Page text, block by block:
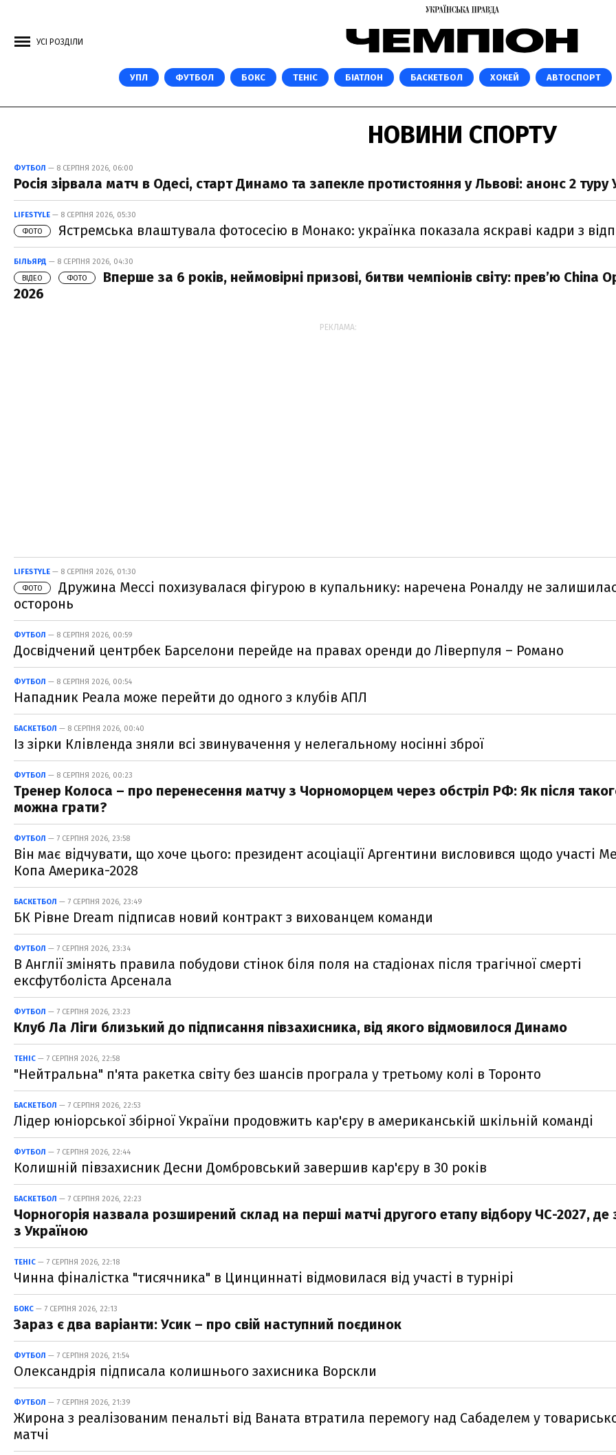
УСІ РОЗДІЛИ
УПЛ ФУТБОЛ БОКС ТЕНІС БІАТЛОН БАСКЕТБОЛ ХОКЕЙ АВТОСПОРТ
НОВИНИ СПОРТУ
ФУТБОЛ — 8 СЕРПНЯ 2026, 06:00
Росія зірвала матч в Одесі, старт Динамо та запекле протистояння у Львові: анонс 2 туру
LIFESTYLE — 8 СЕРПНЯ 2026, 05:30
ФОТО
Ястремська влаштувала фотосесію в Монако: українка показала яскраві кадри з
БІЛЬЯРД — 8 СЕРПНЯ 2026, 04:30
ВІДЕО
ФОТО
Вперше за 6 років, неймовірні призові, битви чемпіонів світу: прев’ю China
2026
РЕКЛАМА:
LIFESTYLE — 8 СЕРПНЯ 2026, 01:30
ФОТО
Дружина Мессі похизувалася фігурою в купальнику: наречена Роналду не
осторонь
ФУТБОЛ — 8 СЕРПНЯ 2026, 00:59
Досвідчений центрбек Барселони перейде на правах оренди до Ліверпуля – Романо
ФУТБОЛ — 8 СЕРПНЯ 2026, 00:54
Нападник Реала може перейти до одного з клубів АПЛ
БАСКЕТБОЛ — 8 СЕРПНЯ 2026, 00:40
Із зірки Клівленда зняли всі звинувачення у нелегальному носінні зброї
ФУТБОЛ — 8 СЕРПНЯ 2026, 00:23
Тренер Колоса – про перенесення матчу з Чорноморцем через обстріл РФ: Як після
можна грати?
ФУТБОЛ — 7 СЕРПНЯ 2026, 23:58
Він має відчувати, що хоче цього: президент асоціації Аргентини висловився щодо участі
Копа Америка-2028
БАСКЕТБОЛ — 7 СЕРПНЯ 2026, 23:49
БК Рівне Dream підписав новий контракт з вихованцем команди
ФУТБОЛ — 7 СЕРПНЯ 2026, 23:34
В Англії змінять правила побудови стінок біля поля на стадіонах після трагічної смерті
ексфутболіста Арсенала
ФУТБОЛ — 7 СЕРПНЯ 2026, 23:23
Клуб Ла Ліги близький до підписання півзахисника, від якого відмовилося Динамо
ТЕНІС — 7 СЕРПНЯ 2026, 22:58
"Нейтральна" п'ята ракетка світу без шансів програла у третьому колі в Торонто
БАСКЕТБОЛ — 7 СЕРПНЯ 2026, 22:53
Лідер юніорської збірної України продовжить кар'єру в американській шкільній команді
ФУТБОЛ — 7 СЕРПНЯ 2026, 22:44
Колишній півзахисник Десни Домбровський завершив кар'єру в 30 років
БАСКЕТБОЛ — 7 СЕРПНЯ 2026, 22:23
Чорногорія назвала розширений склад на перші матчі другого етапу відбору ЧС-2027, де
з Україною
ТЕНІС — 7 СЕРПНЯ 2026, 22:18
Чинна фіналістка "тисячника" в Цинциннаті відмовилася від участі в турнірі
БОКС — 7 СЕРПНЯ 2026, 22:13
Зараз є два варіанти: Усик – про свій наступний поєдинок
ФУТБОЛ — 7 СЕРПНЯ 2026, 21:54
Олександрія підписала колишнього захисника Ворскли
ФУТБОЛ — 7 СЕРПНЯ 2026, 21:39
Жирона з реалізованим пенальті від Ваната втратила перемогу над Сабаделем у
матчі